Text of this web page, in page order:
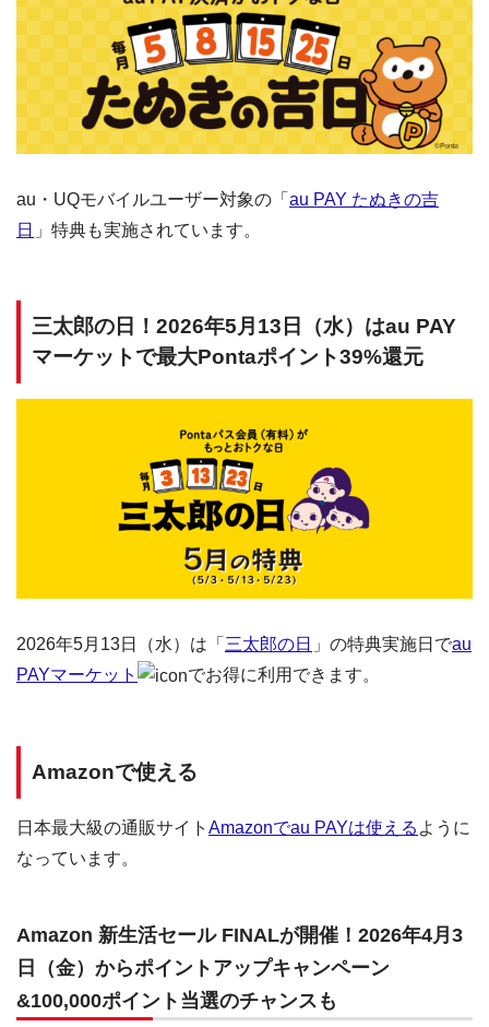
au・UQモバイルユーザー対象の「 au PAY たぬきの吉
日 」特典も実施されています。
三太郎の日！2026年5月13日（水）はau PAY
マーケットで最大Pontaポイント39%還元
2026年5月13日（水）は「 三太郎の日 」の特典実施日でau
PAYマーケット
でお得に利用できます。
Amazonで使える
日本最大級の通販サイト Amazonでau PAYは使える ように
なっています。
Amazon 新生活セール FINALが開催！2026年4月3
日（金）からポイントアップキャンペーン
&100,000ポイント当選のチャンスも